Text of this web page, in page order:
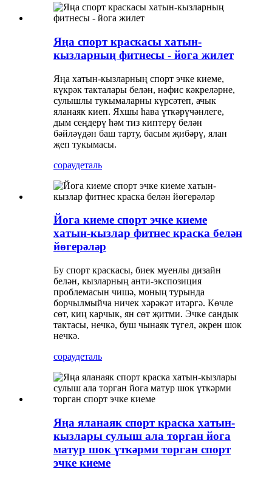
Яңа спорт краскасы хатын-
кызларның фитнесы - йога жилет
Яңа хатын-кызларның спорт эчке киеме,
күкрәк такталары белән, нәфис кәкреләрне,
сулышлы тукымаларны күрсәтеп, ачык
яланаяк киеп. Яхшы һава үткәрүчәнлеге,
дым сеңдерү һәм тиз киптерү белән
бәйләүдән баш тарту, басым җибәрү, ялан
җеп тукымасы.
сораудеталь
Йога киеме спорт эчке киеме
хатын-кызлар фитнес краска белән
йөгерәләр
Бу спорт краскасы, биек муенлы дизайн
белән, кызларның анти-экспозиция
проблемасын чишә, моның турында
борчылмыйча ничек хәрәкәт итәргә. Көчле
сөт, киң карчык, ян сөт җитми. Эчке сандык
тактасы, нечкә, буш чынаяк түгел, әкрен шок
нечкә.
сораудеталь
Яңа яланаяк спорт краска хатын-
кызлары сулыш ала торган йога
матур шок үткәрми торган спорт
эчке киеме